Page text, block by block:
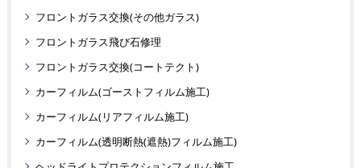
フロントガラス交換(その他ガラス)
フロントガラス飛び石修理
フロントガラス交換(コートテクト)
カーフィルム(ゴーストフィルム施工)
カーフィルム(リアフィルム施工)
カーフィルム(透明断熱(遮熱)フィルム施工)